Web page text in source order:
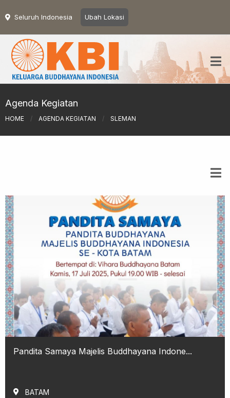
Seluruh Indonesia Ubah Lokasi
Agenda Kegiatan
HOME / AGENDA KEGIATAN / SLEMAN
Pandita Samaya Majelis Buddhayana Indone...
BATAM